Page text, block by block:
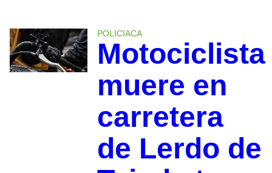
POLICIACA
Motociclista
muere en
carretera
de Lerdo de